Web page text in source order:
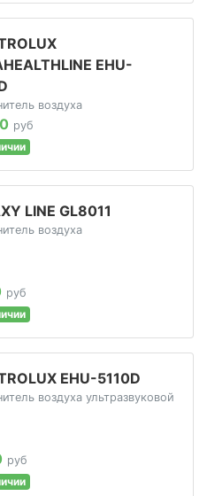
EHU-
воздуха
руб
LINE GL8011
воздуха
руб
EHU-5110D
воздуха ультразвуковой
руб